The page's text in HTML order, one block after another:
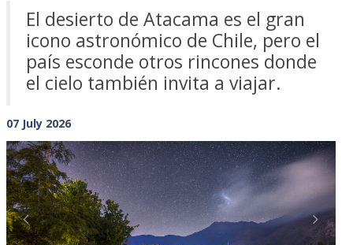
El desierto de Atacama es el gran
icono astronómico de Chile, pero el
país esconde otros rincones donde
el cielo también invita a viajar.
07 July 2026
Previous Next